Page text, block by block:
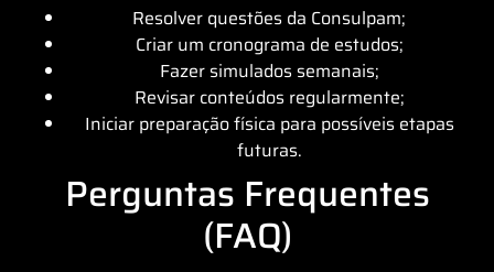
Resolver questões da Consulpam;
Criar um cronograma de estudos;
Fazer simulados semanais;
Revisar conteúdos regularmente;
Iniciar preparação física para possíveis etapas
futuras.
Perguntas Frequentes
(FAQ)